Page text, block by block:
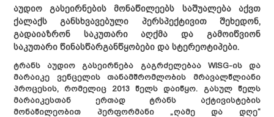
აუდიო გასეირნების მონაწილეებს საშუალება აქვთ
ქალაქს განსხვავებული პერსპექტივით შეხედონ,
გადაიაზრონ საკუთარი აღქმა და გამოიწვიონ
საკუთარი წინასწარგანწყობები და სტერეოტიპები.
ტრანს აუდიო გასეირნება გაგრძელებაა WISG-ის და
მარაიკე ვენცელის თანამშრომლობის მრავალწლიანი
პროცესის, რომელიც 2013 წელს დაიწყო. გასულ წელს
მარაიკესთან ერთად ტრანს აქტივისტების
მონაწილეობით პერფორმანი„ღამე და დღე“